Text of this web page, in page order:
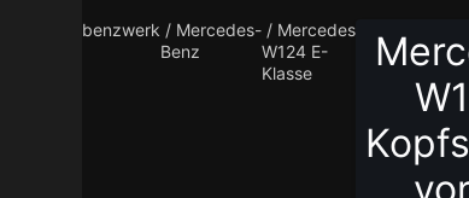
benzwerk / Mercedes-
Benz
/ Mercedes
W124 E-
Klasse